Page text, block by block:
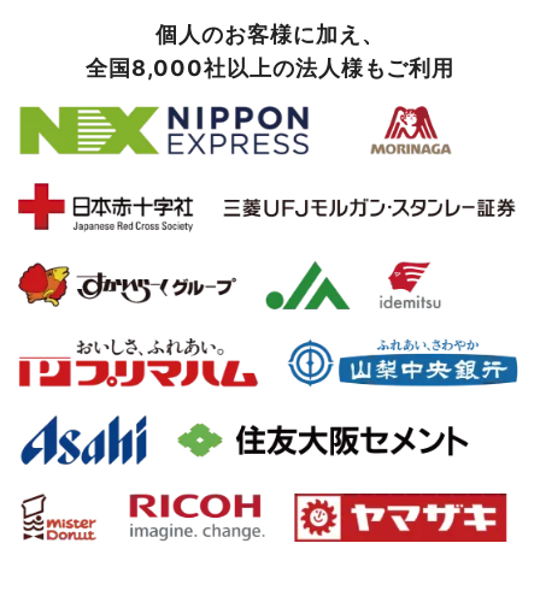
個人のお客様に加え、
全国8,000社以上の法人様もご利用